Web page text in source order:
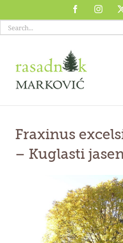
content
Facebook
Search
for:
Fraxinus
– Kuglasti